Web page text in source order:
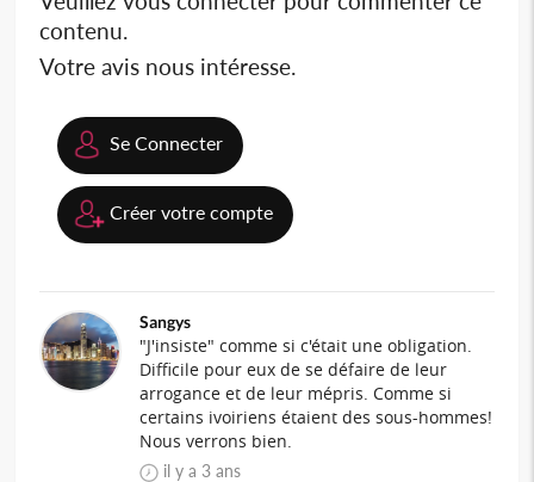
contenu.
Votre avis nous intéresse.
Se Connecter
Créer votre compte
Sangys
"J'insiste" comme si c'était une obligation.
Difficile pour eux de se défaire de leur
arrogance et de leur mépris. Comme si
certains ivoiriens étaient des sous-hommes!
Nous verrons bien.
il y a 3 ans